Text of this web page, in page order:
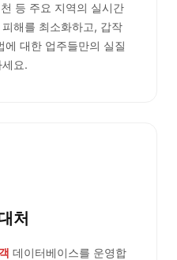
등 주요 지역의 실시간
해를 최소화하고, 갑작
에 대한 업주들만의 실질
요.
처
데이터베이스를 운영합